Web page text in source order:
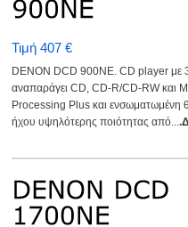
Τιμή 407 €
DENON DCD 900NE. CD player με
αναπαράγει CD, CD-R/CD-RW και
Processing Plus και ενσωματωμένη
ήχου υψηλότερης ποιότητας από...